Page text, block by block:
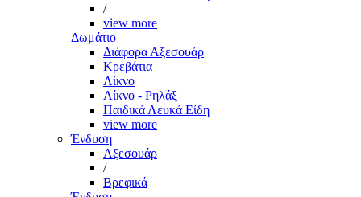
/
view more
Δωμάτιο
Διάφορα Αξεσουάρ
Κρεβάτια
Λίκνο
Λίκνο - Ρηλάξ
Παιδικά Λευκά Είδη
view more
Ένδυση
Αξεσουάρ
/
Βρεφικά